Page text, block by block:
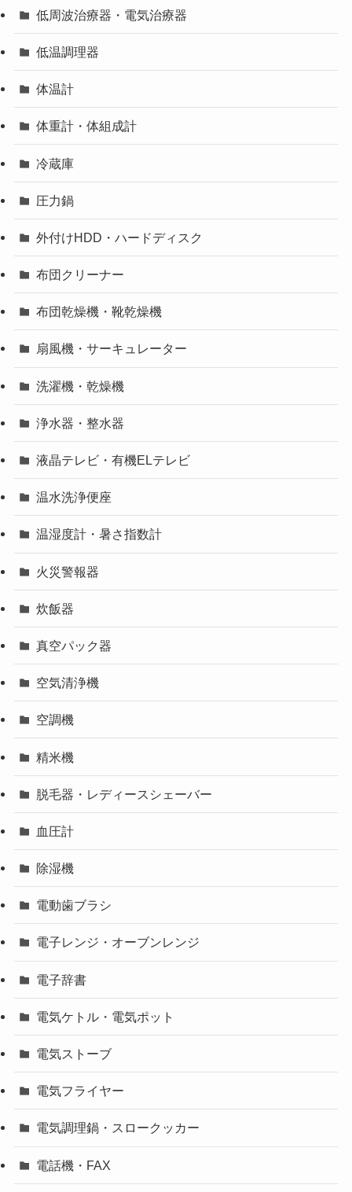
低周波治療器・電気治療器
低温調理器
体温計
体重計・体組成計
冷蔵庫
圧力鍋
外付けHDD・ハードディスク
布団クリーナー
布団乾燥機・靴乾燥機
扇風機・サーキュレーター
洗濯機・乾燥機
浄水器・整水器
液晶テレビ・有機ELテレビ
温水洗浄便座
温湿度計・暑さ指数計
火災警報器
炊飯器
真空パック器
空気清浄機
空調機
精米機
脱毛器・レディースシェーバー
血圧計
除湿機
電動歯ブラシ
電子レンジ・オーブンレンジ
電子辞書
電気ケトル・電気ポット
電気ストーブ
電気フライヤー
電気調理鍋・スロークッカー
電話機・FAX